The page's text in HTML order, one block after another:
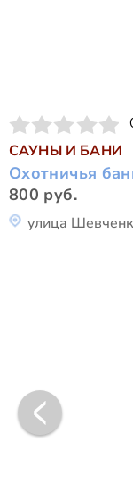
САУНЫ И БАНИ
Охотничья
800 руб.
улица